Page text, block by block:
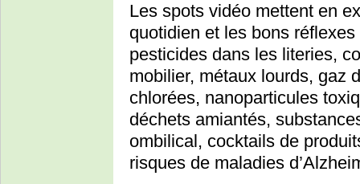
Les spots vidéo mettent en
quotidien et les bons
pesticides dans les literies,
mobilier, métaux lourds, gaz
chlorées, nanoparticules
déchets amiantés,
ombilical, cocktails de
risques de maladies